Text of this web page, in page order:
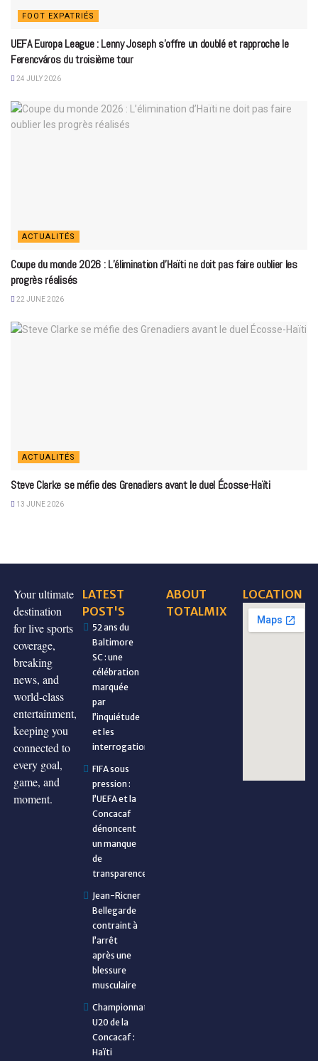
FOOT EXPATRIÉS
UEFA Europa League : Lenny Joseph s’offre un doublé et rapproche le
Ferencváros du troisième tour
24 JULY 2026
ACTUALITÉS
Coupe du monde 2026 : L’élimination d’Haïti ne doit pas faire oublier les
progrès réalisés
22 JUNE 2026
ACTUALITÉS
Steve Clarke se méfie des Grenadiers avant le duel Écosse-Haïti
13 JUNE 2026
Your ultimate
destination
for live sports
coverage,
breaking
news, and
world-class
entertainment,
keeping you
connected to
every goal,
game, and
moment.
LATEST
POST'S
52 ans du
Baltimore
SC : une
célébration
marquée
par
l’inquiétude
et les
interrogations
FIFA sous
pression :
l’UEFA et la
Concacaf
dénoncent
un manque
de
transparence
Jean-Ricner
Bellegarde
contraint à
l’arrêt
après une
blessure
musculaire
Championnat
U20 de la
Concacaf :
Haïti
ABOUT
TOTALMIX
LOCATION